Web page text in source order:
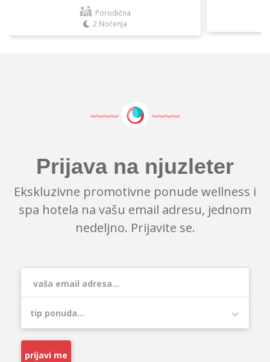
Porodična
2 Noćenja
Prijava na njuzleter
Ekskluzivne promotivne ponude wellness i
spa hotela na vašu email adresu, jednom
nedeljno. Prijavite se.
prijavi me